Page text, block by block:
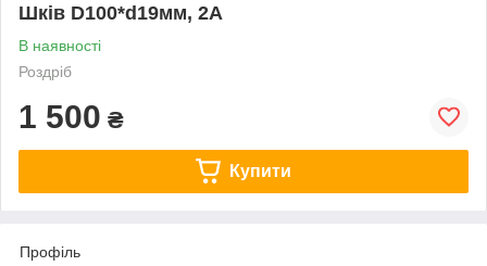
Шків D100*d19мм, 2А
В наявності
Роздріб
1 500 ₴
Купити
Профіль